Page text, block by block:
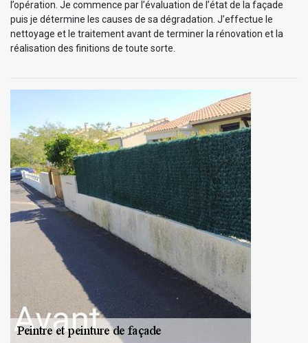
l’opération. Je commence par l’évaluation de l’état de la façade
puis je détermine les causes de sa dégradation. J’effectue le
nettoyage et le traitement avant de terminer la rénovation et la
réalisation des finitions de toute sorte.